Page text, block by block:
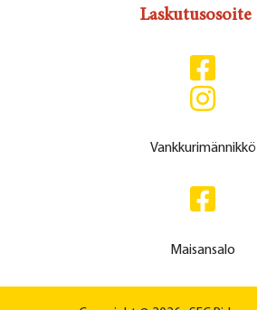
Laskutusosoite
Vankkurimännikkö
Maisansalo